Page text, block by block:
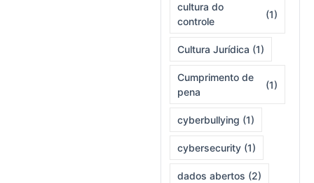
cultura do
controle
(1)
Cultura Jurídica (1)
Cumprimento de
pena
(1)
cyberbullying (1)
cybersecurity (1)
dados abertos (2)